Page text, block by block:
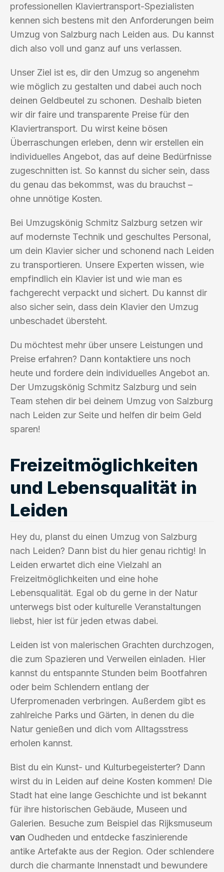
professionellen Klaviertransport-Spezialisten
kennen sich bestens mit den Anforderungen beim
Umzug von Salzburg nach Leiden aus. Du kannst
dich also voll und ganz auf uns verlassen.
Unser Ziel ist es, dir den Umzug so angenehm
wie möglich zu gestalten und dabei auch noch
deinen Geldbeutel zu schonen. Deshalb bieten
wir dir faire und transparente Preise für den
Klaviertransport. Du wirst keine bösen
Überraschungen erleben, denn wir erstellen ein
individuelles Angebot, das auf deine Bedürfnisse
zugeschnitten ist. So kannst du sicher sein, dass
du genau das bekommst, was du brauchst –
ohne unnötige Kosten.
Bei Umzugskönig Schmitz Salzburg setzen wir
auf modernste Technik und geschultes Personal,
um dein Klavier sicher und schonend nach Leiden
zu transportieren. Unsere Experten wissen, wie
empfindlich ein Klavier ist und wie man es
fachgerecht verpackt und sichert. Du kannst dir
also sicher sein, dass dein Klavier den Umzug
unbeschadet übersteht.
Du möchtest mehr über unsere Leistungen und
Preise erfahren? Dann kontaktiere uns noch
heute und fordere dein individuelles Angebot an.
Der Umzugskönig Schmitz Salzburg und sein
Team stehen dir bei deinem Umzug von Salzburg
nach Leiden zur Seite und helfen dir beim Geld
sparen!
Freizeitmöglichkeiten
und Lebensqualität in
Leiden
Hey du, planst du einen Umzug von Salzburg
nach Leiden? Dann bist du hier genau richtig! In
Leiden erwartet dich eine Vielzahl an
Freizeitmöglichkeiten und eine hohe
Lebensqualität. Egal ob du gerne in der Natur
unterwegs bist oder kulturelle Veranstaltungen
liebst, hier ist für jeden etwas dabei.
Leiden ist von malerischen Grachten durchzogen,
die zum Spazieren und Verweilen einladen. Hier
kannst du entspannte Stunden beim Bootfahren
oder beim Schlendern entlang der
Uferpromenaden verbringen. Außerdem gibt es
zahlreiche Parks und Gärten, in denen du die
Natur genießen und dich vom Alltagsstress
erholen kannst.
Bist du ein Kunst- und Kulturbegeisterter? Dann
wirst du in Leiden auf deine Kosten kommen! Die
Stadt hat eine lange Geschichte und ist bekannt
für ihre historischen Gebäude, Museen und
Galerien. Besuche zum Beispiel das Rijksmuseum
van Oudheden und entdecke faszinierende
antike Artefakte aus der Region. Oder schlendere
durch die charmante Innenstadt und bewundere